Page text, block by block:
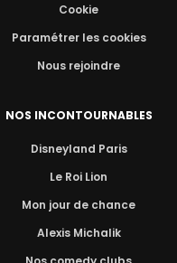
Cookie
Paramétrer les cookies
Nous rejoindre
NOS INCONTOURNABLES
Disneyland Paris
Le Roi Lion
Mon jour de chance
Alexis Michalik